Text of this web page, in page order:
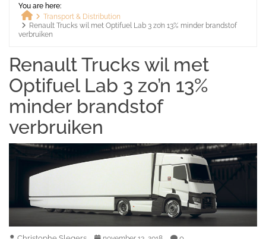
You are here:
Home
Transport & Distribution
Renault Trucks wil met Optifuel Lab 3 zo’n 13% minder brandstof
verbruiken
Renault Trucks wil met
Optifuel Lab 3 zo’n 13%
minder brandstof
verbruiken